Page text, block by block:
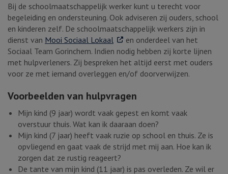
Bij de schoolmaatschappelijk werker kunt u terecht voor
begeleiding en ondersteuning. Ook adviseren zij ouders, school
en kinderen zelf. De schoolmaatschappelijk werkers zijn in
dienst van Mooi Sociaal Lokaal . Externe link
en onderdeel van het
Sociaal Team Gorinchem. Indien nodig hebben zij korte lijnen
met hulpverleners. Zij bespreken het altijd eerst met ouders
voor ze met iemand overleggen en/of doorverwijzen.
Voorbeelden van hulpvragen
Mijn kind (9 jaar) wordt vaak gepest en komt vaak
overstuur thuis. Wat kan ik daaraan doen?
Mijn kind (7 jaar) heeft vaak ruzie op school en thuis. Ze is
opvliegend en gaat vaak de strijd met mij aan. Hoe kan ik
zorgen dat ze rustig reageert?
De tante van mijn kind (11 jaar) is pas overleden. Ze wil er